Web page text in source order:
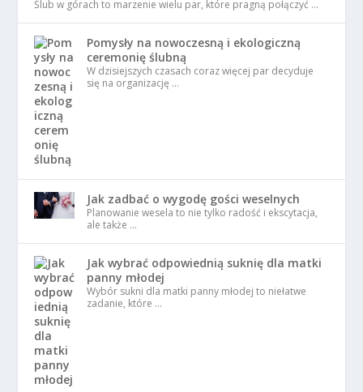
Ślub w górach to marzenie wielu par, które pragną połączyć …
Pomysły na nowoczesną i ekologiczną
ceremonię ślubną
W dzisiejszych czasach coraz więcej par decyduje
się na organizację …
Jak zadbać o wygodę gości weselnych
Planowanie wesela to nie tylko radość i ekscytacja,
ale także …
Jak wybrać odpowiednią suknię dla matki
panny młodej
Wybór sukni dla matki panny młodej to niełatwe
zadanie, które …